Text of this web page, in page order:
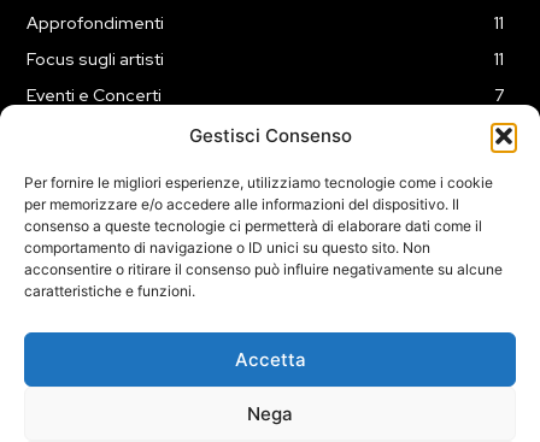
Gestisci Consenso
Per fornire le migliori esperienze, utilizziamo tecnologie come i cookie
per memorizzare e/o accedere alle informazioni del dispositivo. Il
consenso a queste tecnologie ci permetterà di elaborare dati come il
comportamento di navigazione o ID unici su questo sito. Non
acconsentire o ritirare il consenso può influire negativamente su alcune
caratteristiche e funzioni.
Accetta
Nega
Approfondimenti
11
Focus sugli artisti
11
Eventi e Concerti
7
3
COOKIE POLICY (UE)
Sede legale in Via Alessio Baldovinetti 13 - 00142 - Roma - P.Iva: